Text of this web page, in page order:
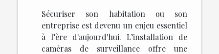
Sécuriser son habitation ou son
entreprise est devenu un enjeu essentiel
à l’ère d'aujourd'hui. L’installation de
caméras de surveillance offre une